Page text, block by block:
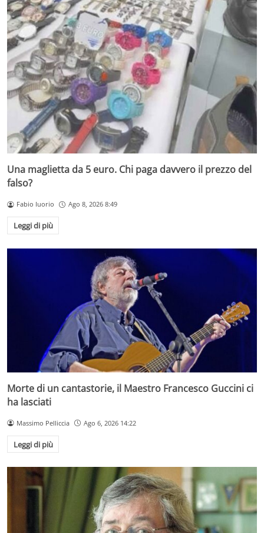
Una maglietta da 5 euro. Chi paga davvero il prezzo del
falso?
Fabio Iuorio Ago 8, 2026 8:49
Leggi di più
Morte di un cantastorie, il Maestro Francesco Guccini ci
ha lasciati
Massimo Pelliccia Ago 6, 2026 14:22
Leggi di più